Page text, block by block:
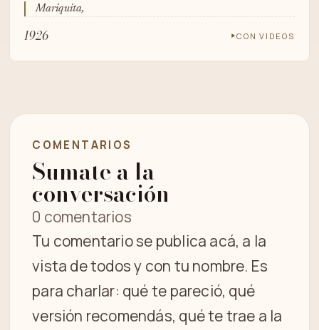
Mariquita,
1926 CON VIDEOS
COMENTARIOS
Sumate a la
conversación
0 comentarios
Tu comentario se publica acá, a la
vista de todos y con tu nombre. Es
para charlar: qué te pareció, qué
versión recomendás, qué te trae a la